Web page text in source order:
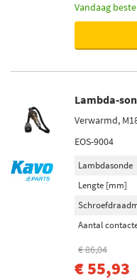
Vandaag
Lambda-
Verwarmd,
EOS-9004
Lambdasonde
Lengte [mm]
Aantal
€ 86,04
€ 55,93